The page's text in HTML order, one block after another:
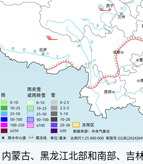
内蒙古、黑龙江北部和南部、吉